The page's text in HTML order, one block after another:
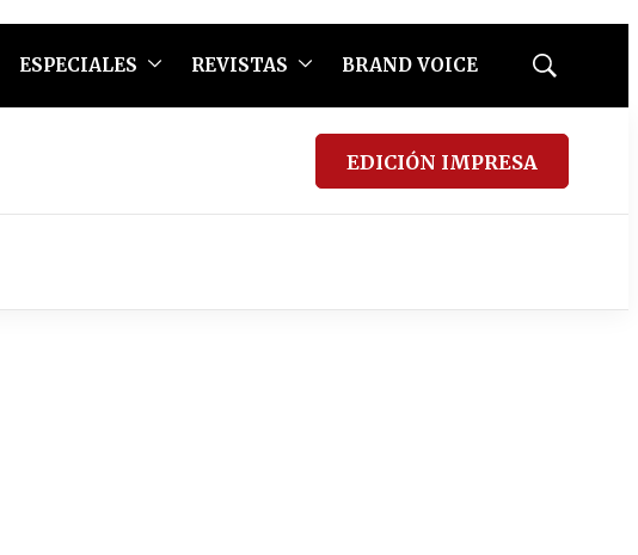
ESPECIALES REVISTAS BRAND VOICE
Mostrar
EDICIÓN IMPRESA